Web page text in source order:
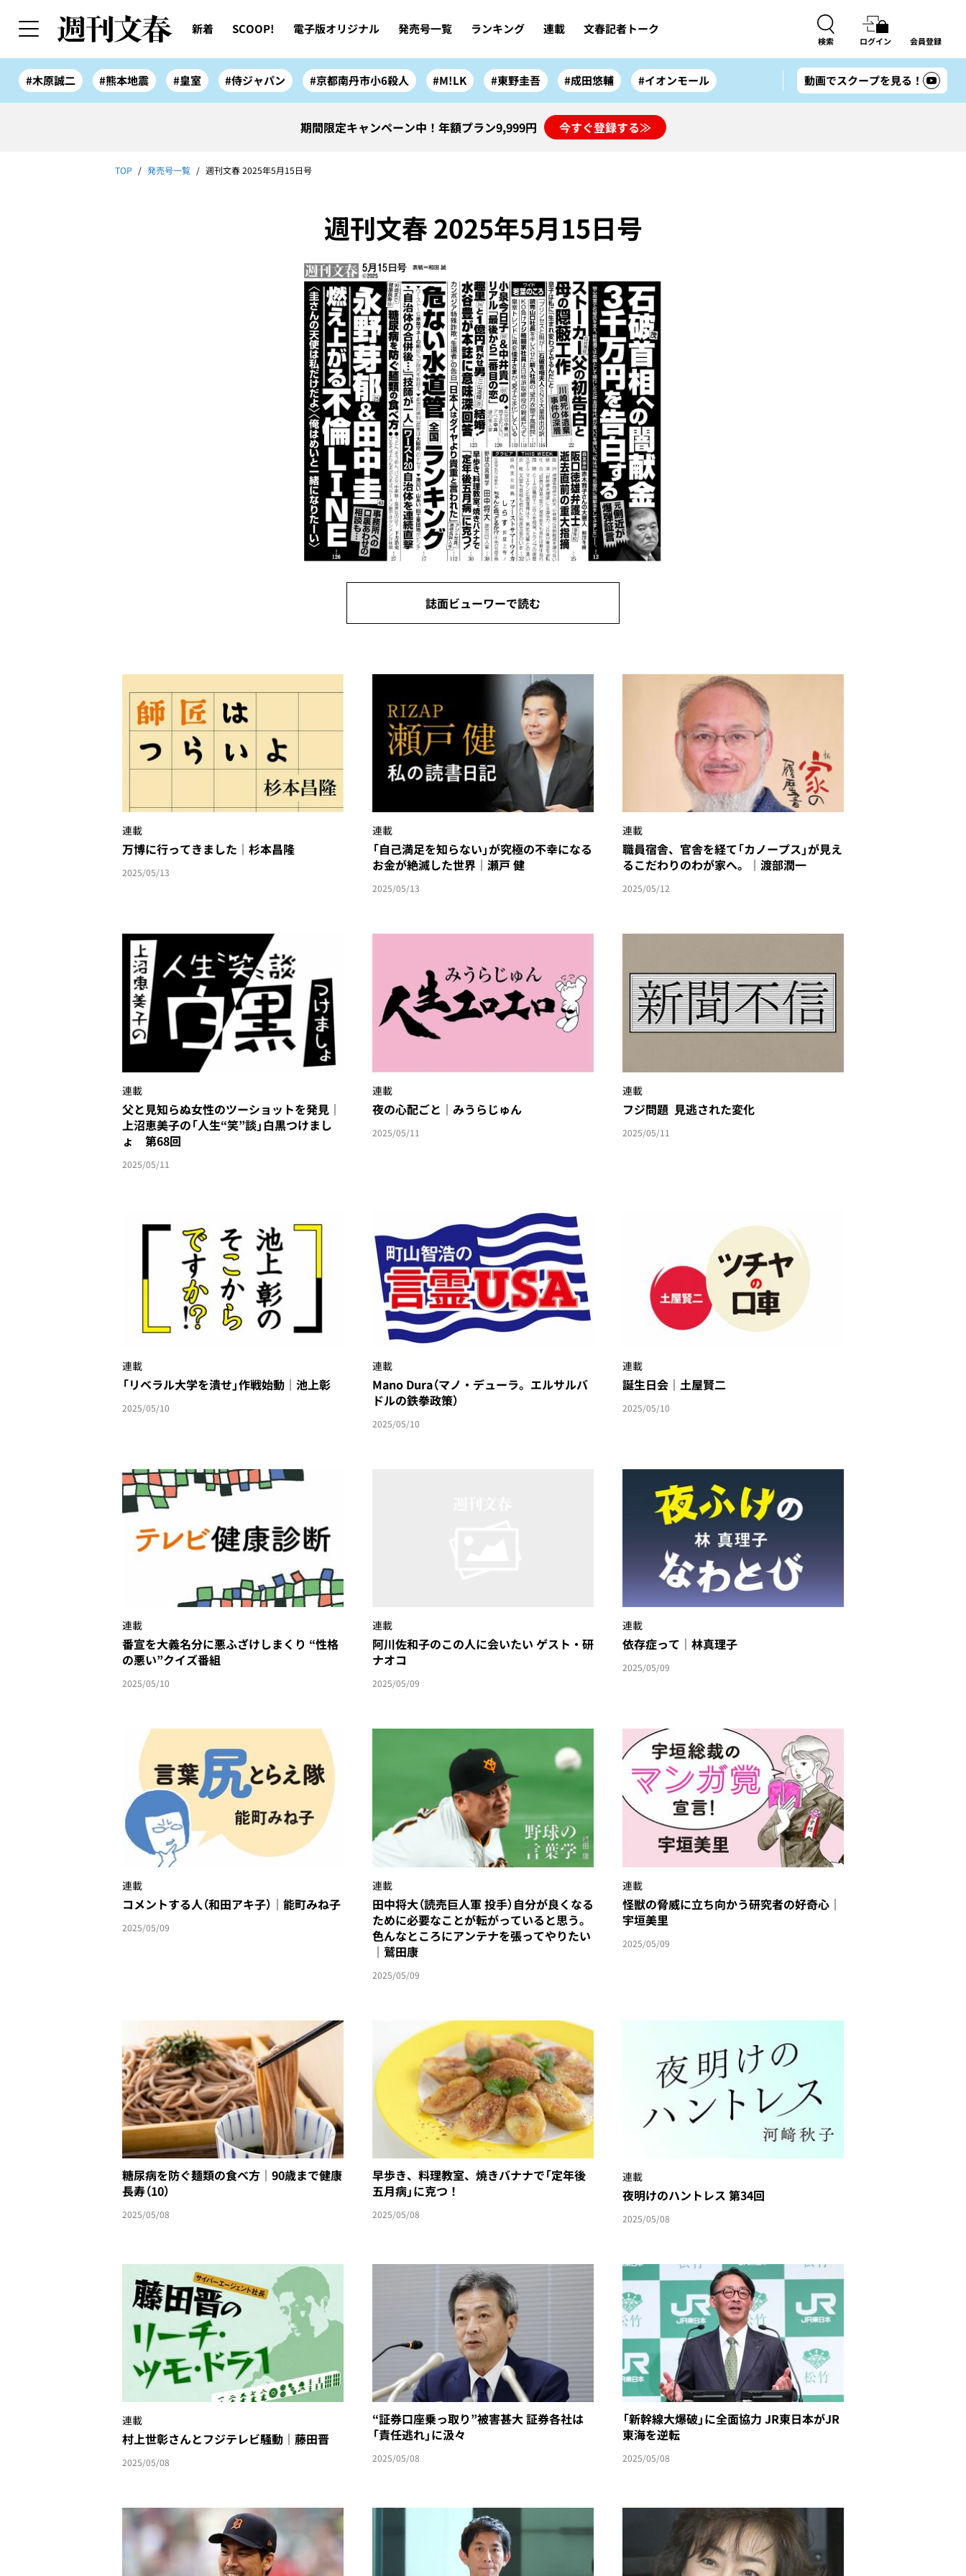
新着 SCOOP! 電子版オリジナル 発売号一覧 ランキング 連載 文春記者トーク
検索 ログイン 会員登録
#木原誠二 #熊本地震 #皇室 #侍ジャパン #京都南丹市小6殺人 #M!LK #東野圭吾 #成田悠輔 #イオンモール 動画でスクープを見る！
期間限定キャンペーン中！年額プラン9,999円 今すぐ登録する≫
TOP 発売号一覧 週刊文春 2025年5月15日号
週刊文春 2025年5月15日号
誌面ビューワーで読む
連載
万博に行ってきました｜杉本昌隆
2025/05/13
連載
「自己満足を知らない」が究極の不幸になる
お金が絶滅した世界｜瀬戸 健
2025/05/13
連載
職員宿舎、官舎を経て「カノープス」が見え
るこだわりのわが家へ。｜渡部潤一
2025/05/12
連載
父と見知らぬ女性のツーショットを発見｜
上沼恵美子の「人生“笑”談」白黒つけまし
ょ 第68回
2025/05/11
連載
夜の心配ごと｜みうらじゅん
2025/05/11
連載
フジ問題 見逃された変化
2025/05/11
連載
「リベラル大学を潰せ」作戦始動｜池上彰
2025/05/10
連載
Mano Dura（マノ・デューラ。エルサルバ
ドルの鉄拳政策）
2025/05/10
連載
誕生日会｜土屋賢二
2025/05/10
連載
番宣を大義名分に悪ふざけしまくり “性格
の悪い”クイズ番組
2025/05/10
連載
阿川佐和子のこの人に会いたい ゲスト・研
ナオコ
2025/05/09
連載
依存症って｜林真理子
2025/05/09
連載
コメントする人（和田アキ子）｜能町みね子
2025/05/09
連載
田中将大（読売巨人軍 投手）自分が良くなる
ために必要なことが転がっていると思う。
色んなところにアンテナを張ってやりたい
｜鷲田康
2025/05/09
連載
怪獣の脅威に立ち向かう研究者の好奇心｜
宇垣美里
2025/05/09
糖尿病を防ぐ麺類の食べ方｜90歳まで健康
長寿（10）
2025/05/08
早歩き、料理教室、焼きバナナで「定年後
五月病」に克つ！
2025/05/08
連載
夜明けのハントレス 第34回
2025/05/08
連載
村上世彰さんとフジテレビ騒動｜藤田晋
2025/05/08
“証券口座乗っ取り”被害甚大 証券各社は
「責任逃れ」に汲々
2025/05/08
「新幹線大爆破」に全面協力 JR東日本がJR
東海を逆転
2025/05/08